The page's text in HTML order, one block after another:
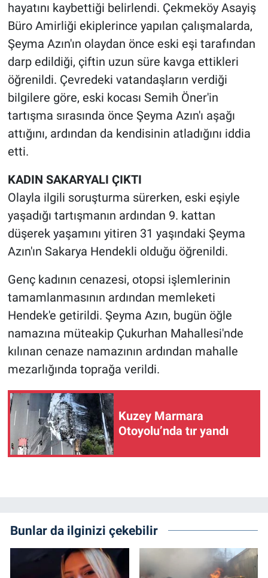
hayatını kaybettiği belirlendi. Çekmeköy Asayiş
Büro Amirliği ekiplerince yapılan çalışmalarda,
Şeyma Azın'ın olaydan önce eski eşi tarafından
darp edildiği, çiftin uzun süre kavga ettikleri
öğrenildi. Çevredeki vatandaşların verdiği
bilgilere göre, eski kocası Semih Öner'in
tartışma sırasında önce Şeyma Azın'ı aşağı
attığını, ardından da kendisinin atladığını iddia
etti.
KADIN SAKARYALI ÇIKTI
Olayla ilgili soruşturma sürerken, eski eşiyle
yaşadığı tartışmanın ardından 9. kattan
düşerek yaşamını yitiren 31 yaşındaki Şeyma
Azın'ın Sakarya Hendekli olduğu öğrenildi.
Genç kadının cenazesi, otopsi işlemlerinin
tamamlanmasının ardından memleketi
Hendek'e getirildi. Şeyma Azın, bugün öğle
namazına müteakip Çukurhan Mahallesi'nde
kılınan cenaze namazının ardından mahalle
mezarlığında toprağa verildi.
Kuzey Marmara
Otoyolu’nda tır yandı
Bunlar da ilginizi çekebilir